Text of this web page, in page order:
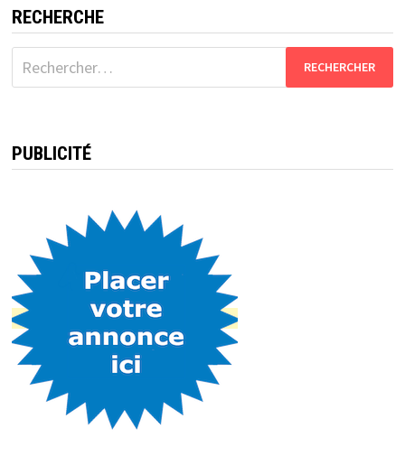
RECHERCHE
Rechercher :
PUBLICITÉ